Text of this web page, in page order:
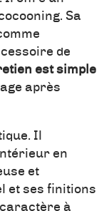
Sa
de
est simple
après
Il
en
et
et ses finitions
à